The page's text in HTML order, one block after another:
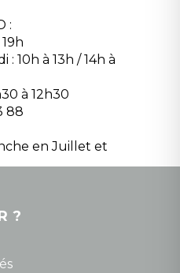
:
: 10h à 13h / 14h à
à 12h30
88
en Juillet et
noire.com
?